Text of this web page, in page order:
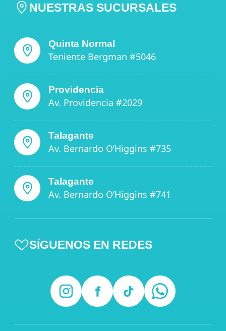
NUESTRAS SUCURSALES
Quinta Normal
Teniente Bergman #5046
Providencia
Av. Providencia #2029
Talagante
Av. Bernardo O’Higgins #735
Talagante
Av. Bernardo O’Higgins #741
SÍGUENOS EN REDES